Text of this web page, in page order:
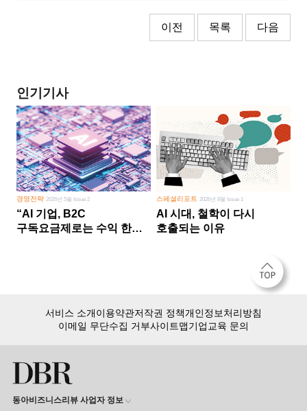
이전 목록 다음
인기기사
경영전략 2026년 5월 Issue 2
“AI 기업, B2C
구독요금제로는 수익 한계
스페셜리포트 2026년 8월 Issue 1
AI 시대, 철학이 다시
호출되는 이유
서비스 소개이용약관저작권 정책개인정보처리방침
이메일 무단수집 거부사이트맵기업교육 문의
동아비즈니스리뷰 사업자 정보